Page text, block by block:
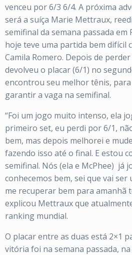
venceu por 6/3 6/4. A próxima
será a suíça Marie Mettraux,
semifinal da semana passada
hoje teve uma partida bem difícil
Camila Romero. Depois de
devolveu o placar (6/1) no
encontrou seu melhor tênis, para
garantir a vaga na semifinal.
“Foi um jogo muito intenso, ela
primeiro set, eu perdi por 6/1,
bem, mas depois melhorei e
fazendo isso até o final. E estou
semifinal. Nós (ela e McPhee) já
conhecemos bem, sei que vai
me recuperar bem para amanhã
explicou Mettraux que
ranking mundial.
O placar entre as duas está 2×1
vitória foi na semana passada,